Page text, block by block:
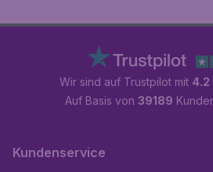
Wir sind auf Trustpilot mit 4.2
Auf Basis von 39189
Kundenservice